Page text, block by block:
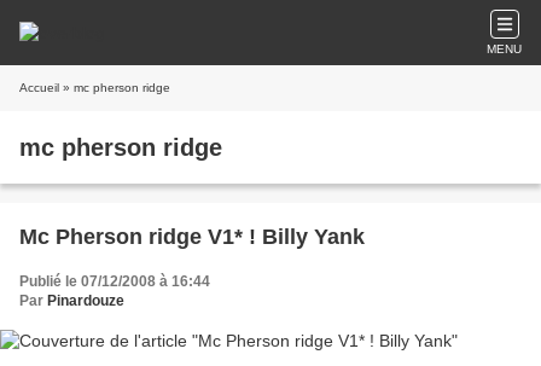
MENU
Accueil » mc pherson ridge
mc pherson ridge
Mc Pherson ridge V1* ! Billy Yank
Publié le 07/12/2008 à 16:44
Par Pinardouze